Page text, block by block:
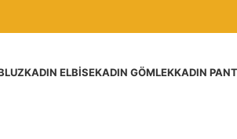
KADIN ELBISEKADIN GÖMLEKKADIN